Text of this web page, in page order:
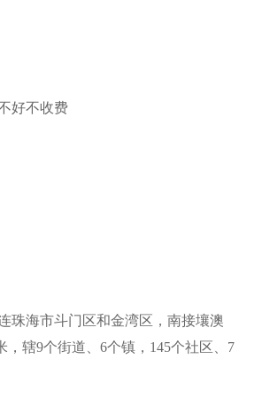
好不收费
珠海市斗门区和金湾区，南接壤澳
辖9个街道、6个镇，145个社区、7